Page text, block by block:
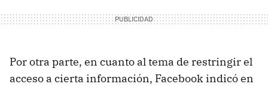
Por otra parte, en cuanto al tema de restringir el
acceso a cierta información, Facebook indicó en